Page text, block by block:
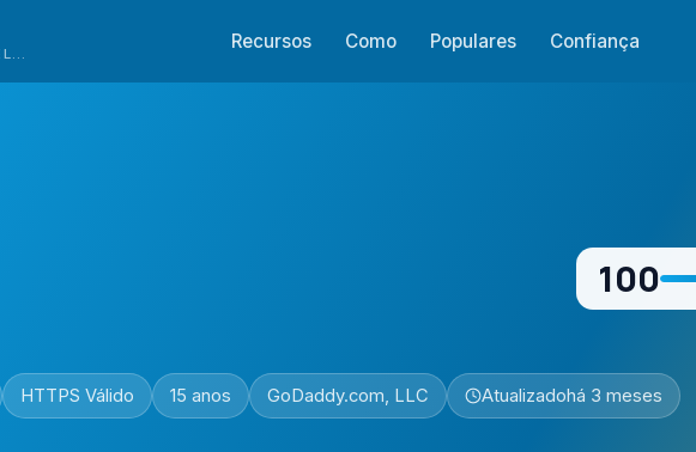
Recursos Como Populares Confiança
100
HTTPS Válido 15 anos GoDaddy.com, LLC Atualizadohá 3 meses